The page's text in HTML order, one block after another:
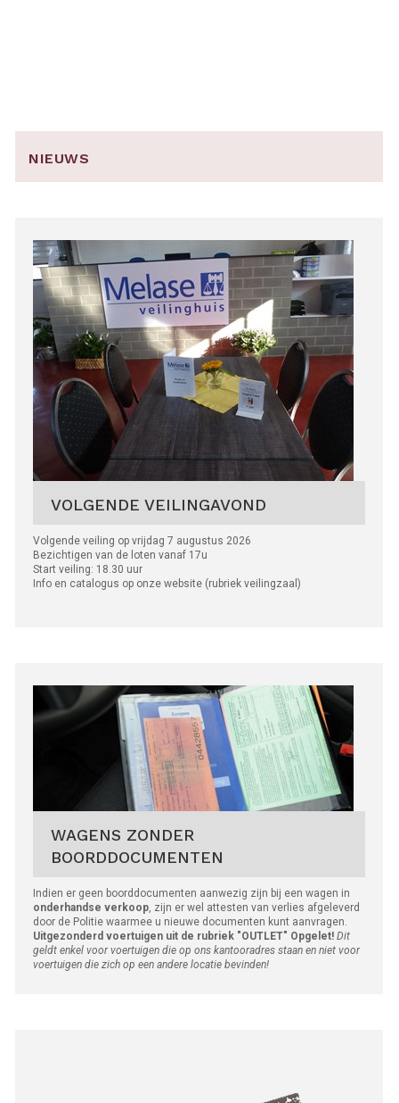
NIEUWS
VOLGENDE VEILINGAVOND
Volgende veiling op vrijdag 7 augustus 2026
Bezichtigen van de loten vanaf 17u
Start veiling: 18.30 uur
Info en catalogus op onze website (rubriek veilingzaal)
WAGENS ZONDER
BOORDDOCUMENTEN
Indien er geen boorddocumenten aanwezig zijn bij een wagen in
onderhandse verkoop, zijn er wel attesten van verlies afgeleverd
door de Politie waarmee u nieuwe documenten kunt aanvragen.
Uitgezonderd voertuigen uit de rubriek "OUTLET" Opgelet! Dit
geldt enkel voor voertuigen die op ons kantooradres staan en niet voor
voertuigen die zich op een andere locatie bevinden!